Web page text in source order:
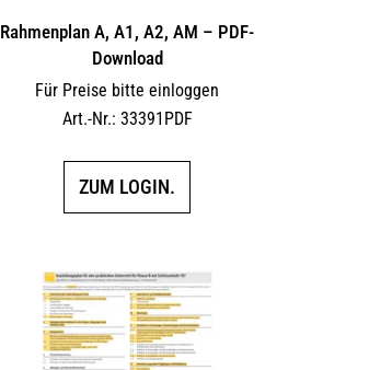
Rahmenplan A, A1, A2, AM – PDF-
Download
Für Preise bitte einloggen
Art.-Nr.: 33391PDF
ZUM LOGIN.